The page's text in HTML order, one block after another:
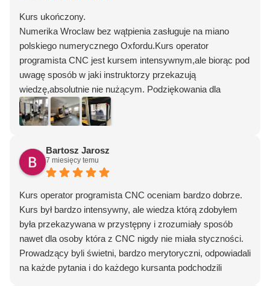
Kurs ukończony.
Numerika Wroclaw bez wątpienia zasługuje na miano
polskiego numerycznego Oxfordu.Kurs operator
programista CNC jest kursem intensywnym,ale biorąc pod
uwagę sposób w jaki instruktorzy przekazują
wiedzę,absolutnie nie nużącym. Podziękowania dla
instruktorów: Michala,Grzegorza i Maćka,którzy w tak
rozległej dziedzinie jak obrabiarki CNC nie mają sobie
swoim uśmiechem i miłym "dzień dobry" rozpoczynała
dzień. "Nigdy nie mów nigdy",ale napewno nigdy nie
zamienię Numeriki na żaden inny ośrodek szkoleniowy.
Jeżeli możliwości pozwolą (bo chęci jak najbardziej są)
,bez wątpienia skorzystam po raz kolejny z oferty
Numeriki Wrocław.
Bartosz Jarosz
7 miesięcy temu
Kurs operator programista CNC oceniam bardzo dobrze.
Kurs był bardzo intensywny, ale wiedza którą zdobyłem
była przekazywana w przystępny i zrozumiały sposób
nawet dla osoby która z CNC nigdy nie miała styczności.
Prowadzący byli świetni, bardzo merytoryczni, odpowiadali
na każde pytania i do każdego kursanta podchodzili